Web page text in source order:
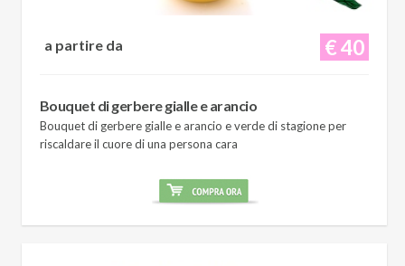
€ 40
a partire da
Bouquet di gerbere gialle e arancio
Bouquet di gerbere gialle e arancio e verde di stagione per
riscaldare il cuore di una persona cara